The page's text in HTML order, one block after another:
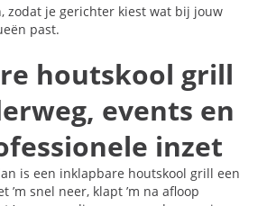
zodat je gerichter kiest wat bij jouw
past.
houtskool grill
events en
inzet
is een inklapbare houtskool grill een
’m snel neer, klapt ’m na afloop